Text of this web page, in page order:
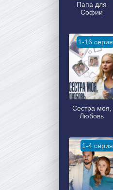
Папа для
Софии
1-16 серия
Сестра моя,
Любовь
1-4 серия